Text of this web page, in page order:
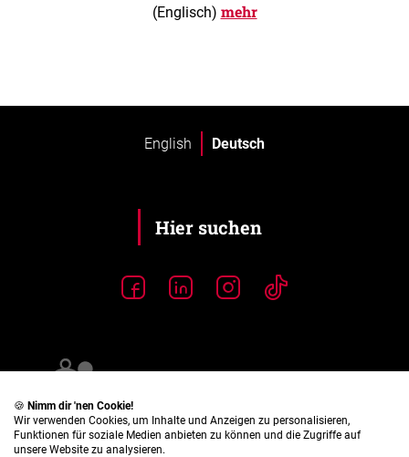
(Englisch) mehr
English Deutsch
🍪 Nimm dir 'nen Cookie!
Wir verwenden Cookies, um Inhalte und Anzeigen zu personalisieren,
Funktionen für soziale Medien anbieten zu können und die Zugriffe auf
unsere Website zu analysieren.